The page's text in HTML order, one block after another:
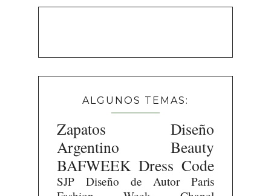
ALGUNOS TEMAS:
Zapatos
Diseño
Argentino
Beauty
BAFWEEK Dress Code
SJP Diseño de Autor
Paris